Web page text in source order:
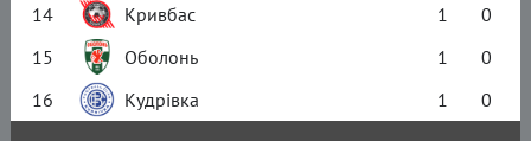
14
Кривбас 1
0
15
Оболонь 1
0
16
Кудрівка 1 0